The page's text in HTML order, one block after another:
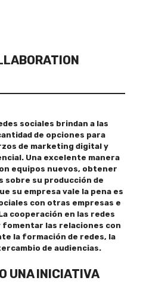
sociales brindan a las
de opciones para
de marketing digital y
Una excelente manera
equipos nuevos, obtener
sobre su producción de
su empresa vale la pena es
con otras empresas e
cooperación en las redes
fomentar las relaciones con
la formación de redes, la
de audiencias.
UNA INICIATIVA